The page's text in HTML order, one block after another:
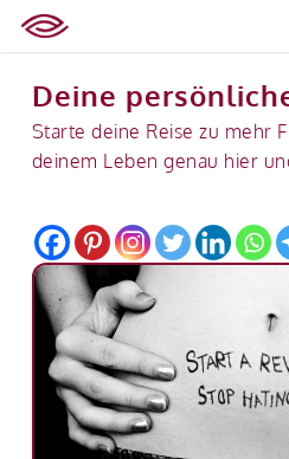
Skip
contentDeine
Starte deine Reise zu mehr
deinem Leben genau hier